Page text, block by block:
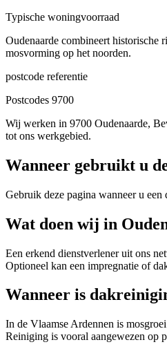
Typische woningvoorraad
Oudenaarde combineert historische
mosvorming op het noorden.
postcode referentie
Postcodes 9700
Wij werken in 9700 Oudenaarde,
tot ons werkgebied.
Wanneer gebruikt u
Gebruik deze pagina wanneer u
Wat doen wij in
Een erkend dienstverlener uit ons
Optioneel kan een impregnatie of
Wanneer is
In de Vlaamse Ardennen is
Reiniging is vooral aangewezen op